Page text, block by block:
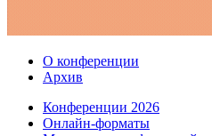
О конференции
Архив
Конференции 2026
Онлайн-форматы